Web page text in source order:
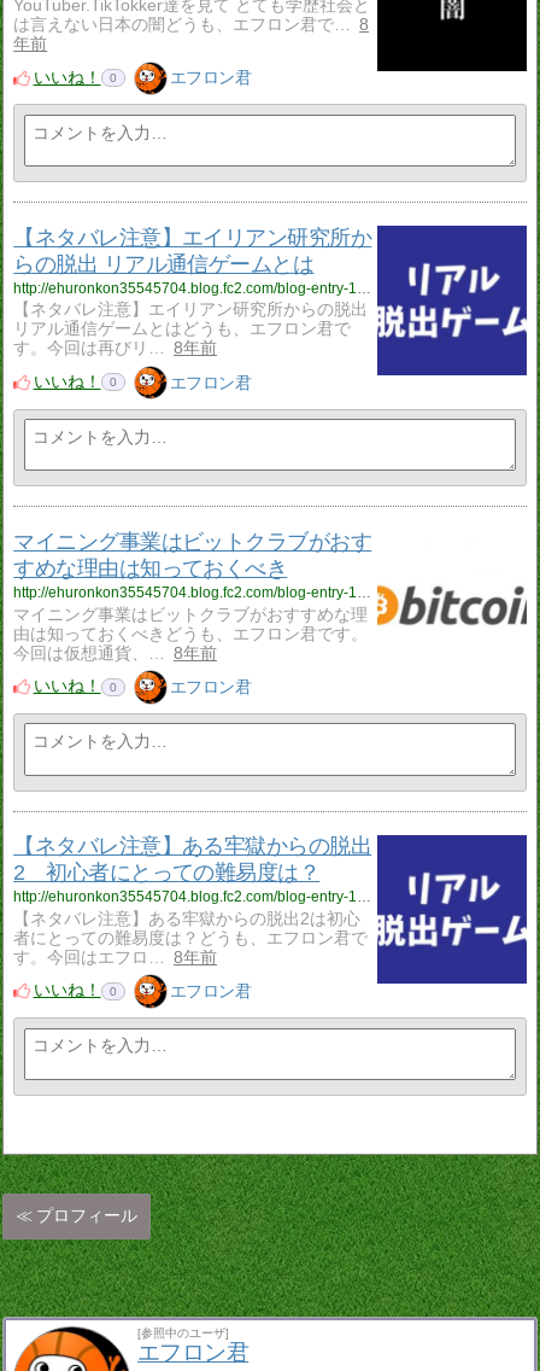
YouTuber.TikTokker達を見て とても学歴社会と
は言えない日本の闇どうも、エフロン君で…
8
年前
いいね！
0 エフロン君
【ネタバレ注意】エイリアン研究所か
らの脱出 リアル通信ゲームとは
http://ehuronkon35545704.blog.fc2.com/blog-entry-135.html
【ネタバレ注意】エイリアン研究所からの脱出
リアル通信ゲームとはどうも、エフロン君で
す。今回は再びリ…
8年前
いいね！
0 エフロン君
マイニング事業はビットクラブがおす
すめな理由は知っておくべき
http://ehuronkon35545704.blog.fc2.com/blog-entry-134.html
マイニング事業はビットクラブがおすすめな理
由は知っておくべきどうも、エフロン君です。
今回は仮想通貨、…
8年前
いいね！
0 エフロン君
【ネタバレ注意】ある牢獄からの脱出
2 初心者にとっての難易度は？
http://ehuronkon35545704.blog.fc2.com/blog-entry-133.html
【ネタバレ注意】ある牢獄からの脱出2は初心
者にとっての難易度は？どうも、エフロン君で
す。今回はエフロ…
8年前
いいね！
0 エフロン君
プロフィール
[参照中のユーザ]
エフロン君